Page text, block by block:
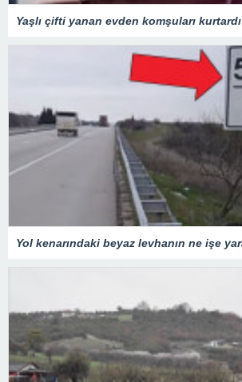
Yaşlı çifti yanan evden komşuları kurtardı